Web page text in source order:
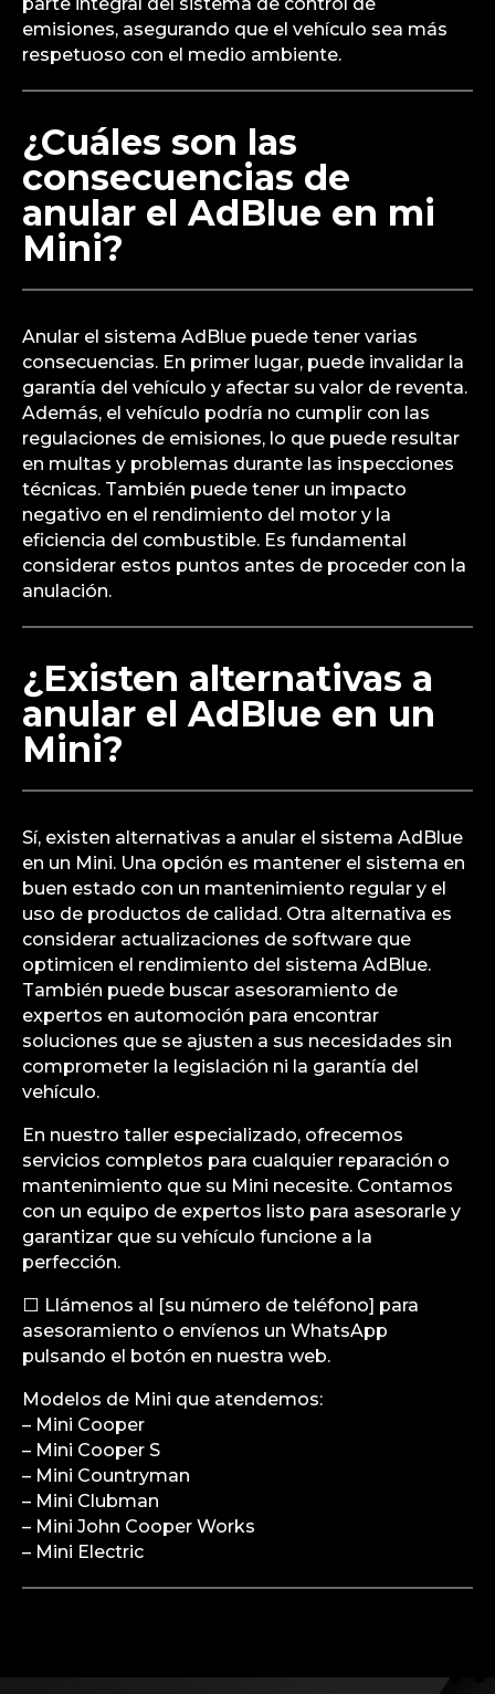
emisiones, asegurando que el vehículo sea más
respetuoso con el medio ambiente.
¿Cuáles son las
consecuencias de
anular el AdBlue en mi
Mini?
Anular el sistema AdBlue puede tener varias
consecuencias. En primer lugar, puede invalidar la
garantía del vehículo y afectar su valor de reventa.
Además, el vehículo podría no cumplir con las
regulaciones de emisiones, lo que puede resultar
en multas y problemas durante las inspecciones
técnicas. También puede tener un impacto
negativo en el rendimiento del motor y la
eficiencia del combustible. Es fundamental
considerar estos puntos antes de proceder con la
anulación.
¿Existen alternativas a
anular el AdBlue en un
Mini?
Sí, existen alternativas a anular el sistema AdBlue
en un Mini. Una opción es mantener el sistema en
buen estado con un mantenimiento regular y el
uso de productos de calidad. Otra alternativa es
considerar actualizaciones de software que
optimicen el rendimiento del sistema AdBlue.
También puede buscar asesoramiento de
expertos en automoción para encontrar
soluciones que se ajusten a sus necesidades sin
comprometer la legislación ni la garantía del
vehículo.
En nuestro taller especializado, ofrecemos
servicios completos para cualquier reparación o
mantenimiento que su Mini necesite. Contamos
con un equipo de expertos listo para asesorarle y
garantizar que su vehículo funcione a la
perfección.
⬜ Llámenos al [su número de teléfono] para
asesoramiento o envíenos un WhatsApp
pulsando el botón en nuestra web.
Modelos de Mini que atendemos:
– Mini Cooper
– Mini Cooper S
– Mini Countryman
– Mini Clubman
– Mini John Cooper Works
– Mini Electric